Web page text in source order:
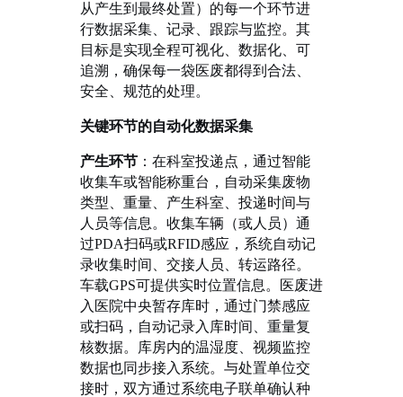
从产生到最终处置）的每一个环节进
行数据采集、记录、跟踪与监控。其
目标是实现全程可视化、数据化、可
追溯，确保每一袋医废都得到合法、
安全、规范的处理。
关键环节的自动化数据采集
产生环节 ：在科室投递点，通过智能
收集车或智能称重台，自动采集废物
类型、重量、产生科室、投递时间与
人员等信息。收集车辆（或人员）通
过PDA扫码或RFID感应，系统自动记
录收集时间、交接人员、转运路径。
车载GPS可提供实时位置信息。医废进
入医院中央暂存库时，通过门禁感应
或扫码，自动记录入库时间、重量复
核数据。库房内的温湿度、视频监控
数据也同步接入系统。与处置单位交
接时，双方通过系统电子联单确认种